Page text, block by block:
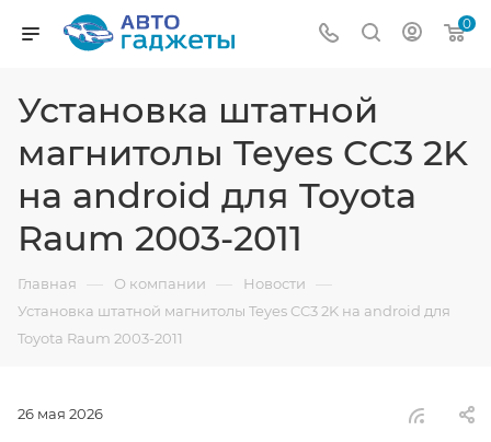
0
Установка штатной
магнитолы Teyes CC3 2K
на android для Toyota
Raum 2003-2011
Главная — О компании — Новости —
Установка штатной магнитолы Teyes CC3 2K на android для
Toyota Raum 2003-2011
26 мая 2026